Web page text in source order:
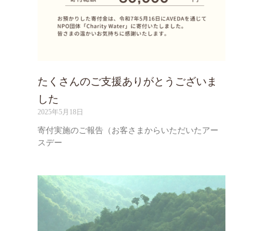
たくさんのご支援ありがとうございま
した
2025年5月18日
寄付実施のご報告（お客さまからいただいたアー
スデー